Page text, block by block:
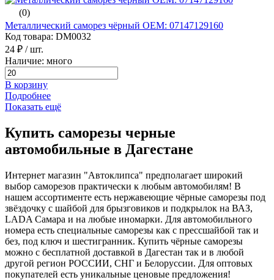
(0)
Металлический саморез чёрный ОЕМ: 07147129160
Код товара: DM0032
24 ₽ / шт.
Наличие: много
В корзину
Подробнее
Показать ещё
Купить саморезы черные
автомобильные в Дагестане
Интернет магазин "Автоклипса" предполагает широкий
выбор саморезов практически к любым автомобилям! В
нашем ассортименте есть нержавеющие чёрные саморезы под
звёздочку с шайбой для брызговиков и подкрылок на ВАЗ,
LADA Самара и на любые иномарки. Для автомобильного
номера есть специальные саморезы как с прессшайбой так и
без, под ключ и шестигранник. Купить чёрные саморезы
можно с бесплатной доставкой в Дагестан так и в любой
другой регион РОССИИ, СНГ и Белоруссии. Для оптовых
покупателей есть уникальные ценовые предложения!